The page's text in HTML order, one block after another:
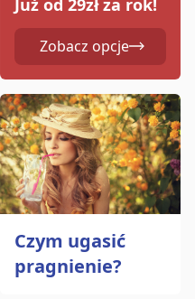
Zobacz opcje
Czym ugasić
pragnienie?